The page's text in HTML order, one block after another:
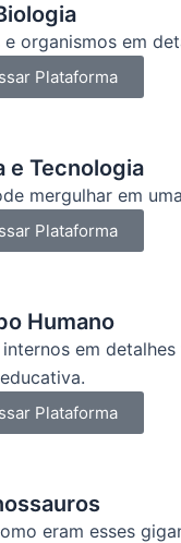
organismos em
Plataforma
e Tecnologia
mergulhar em
Plataforma
Humano
em
Plataforma
eram esses